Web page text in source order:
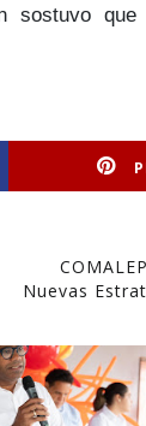
sostuvo que
Nuevas